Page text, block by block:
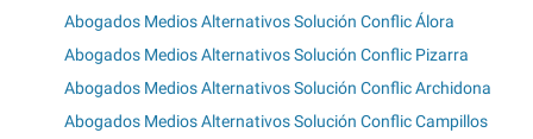
Abogados Medios Alternativos Solución Conflic Álora
Abogados Medios Alternativos Solución Conflic Pizarra
Abogados Medios Alternativos Solución Conflic Archidona
Abogados Medios Alternativos Solución Conflic Campillos